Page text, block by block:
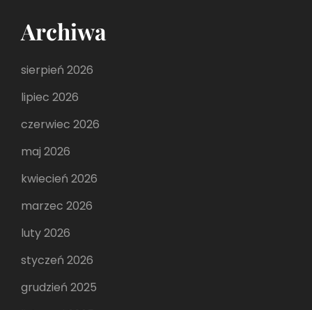
Archiwa
sierpień 2026
lipiec 2026
czerwiec 2026
maj 2026
kwiecień 2026
marzec 2026
luty 2026
styczeń 2026
grudzień 2025